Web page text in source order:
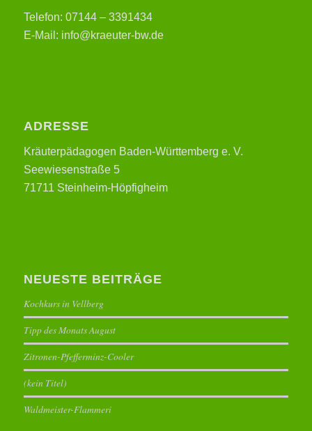
Telefon: 07144 – 3391434
E-Mail: info@kraeuter-bw.de
ADRESSE
Kräuterpädagogen Baden-Württemberg e. V.
Seewiesenstraße 5
71711 Steinheim-Höpfigheim
NEUESTE BEITRÄGE
Kochkurs in Vellberg
Tipp des Monats August
Zitronen-Pfefferminz-Cooler
(kein Titel)
Waldmeister-Flammeri